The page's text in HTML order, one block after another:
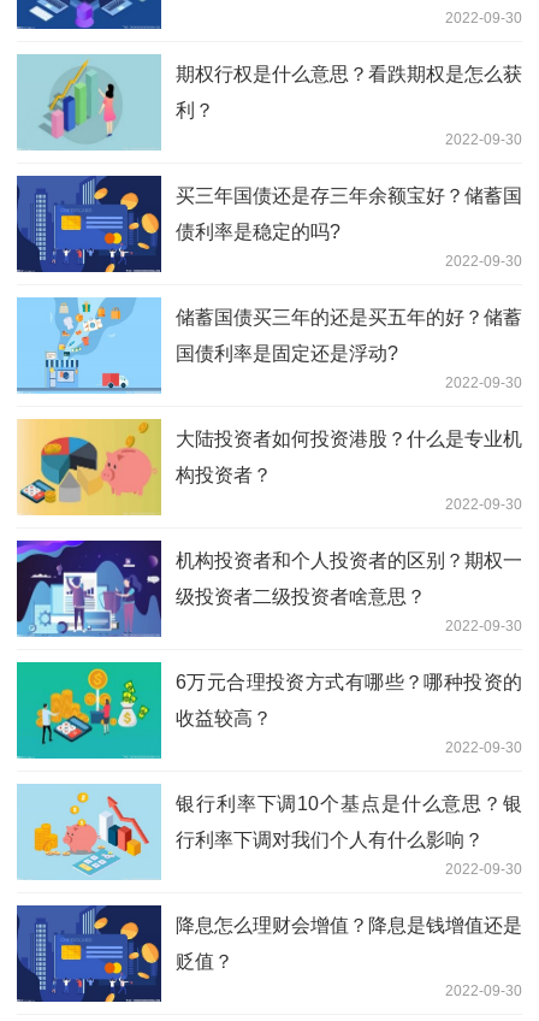
2022-09-30
期权行权是什么意思？看跌期权是怎么获
利？
2022-09-30
买三年国债还是存三年余额宝好？储蓄国
债利率是稳定的吗?
2022-09-30
储蓄国债买三年的还是买五年的好？储蓄
国债利率是固定还是浮动?
2022-09-30
大陆投资者如何投资港股？什么是专业机
构投资者？
2022-09-30
机构投资者和个人投资者的区别？期权一
级投资者二级投资者啥意思？
2022-09-30
6万元合理投资方式有哪些？哪种投资的
收益较高？
2022-09-30
银行利率下调10个基点是什么意思？银
行利率下调对我们个人有什么影响？
2022-09-30
降息怎么理财会增值？降息是钱增值还是
贬值？
2022-09-30